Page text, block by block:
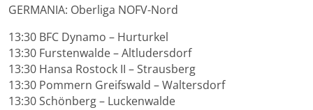
GERMANIA: Oberliga NOFV-Nord
13:30 BFC Dynamo – Hurturkel
13:30 Furstenwalde – Altludersdorf
13:30 Hansa Rostock II – Strausberg
13:30 Pommern Greifswald – Waltersdorf
13:30 Schönberg – Luckenwalde